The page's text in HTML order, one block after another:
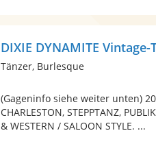
DIXIE DYNAMITE Vintage-
Tänzer, Burlesque
(Gageninfo siehe weiter unten)
CHARLESTON, STEPPTANZ,
& WESTERN / SALOON STYLE. ...